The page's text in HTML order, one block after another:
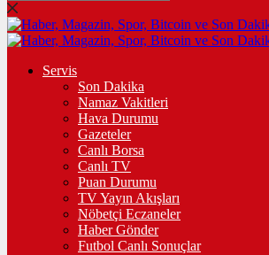
Servis
Son Dakika
Namaz Vakitleri
Hava Durumu
Gazeteler
Canlı Borsa
Canlı TV
Puan Durumu
TV Yayın Akışları
Nöbetçi Eczaneler
Haber Gönder
Futbol Canlı Sonuçlar